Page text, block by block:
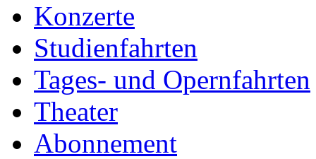
Konzerte
Studienfahrten
Tages- und Opernfahrten
Theater
Abonnement